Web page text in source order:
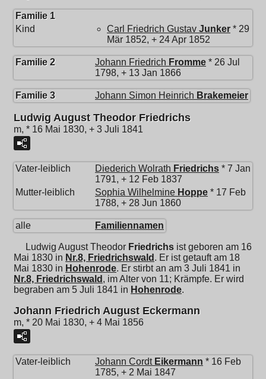
Familie 1
Kind
Carl Friedrich Gustav Junker * 29
Mär 1852, + 24 Apr 1852
Familie 2 Johann Friedrich Fromme * 26 Jul
1798, + 13 Jan 1866
Familie 3 Johann Simon Heinrich Brakemeier
Ludwig August Theodor Friedrichs
m, * 16 Mai 1830, + 3 Juli 1841
Vater-leiblich Diederich Wolrath Friedrichs * 7 Jan
1791, + 12 Feb 1837
Mutter-leiblich
Sophia Wilhelmine Hoppe * 17 Feb
1788, + 28 Jun 1860
alle Familiennamen
Ludwig August Theodor Friedrichs ist geboren am 16
Mai 1830 in Nr.8, Friedrichswald . Er ist getauft am 18
Mai 1830 in Hohenrode. Er stirbt an am 3 Juli 1841 in
Nr.8, Friedrichswald , im Alter von 11; Krämpfe. Er wird
begraben am 5 Juli 1841 in Hohenrode.
Johann Friedrich August Eckermann
m, * 20 Mai 1830, + 4 Mai 1856
Vater-leiblich Johann Cordt Eikermann * 16 Feb
1785, + 2 Mai 1847